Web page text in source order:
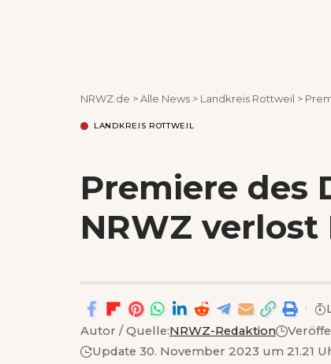
NRWZ.de >Alle News > Landkreis Rottweil >
LANDKREIS ROTTWEIL
Premiere des
NRWZ verlost
Autor / Quelle:NRWZ-Redaktion
Update 30. November 2023 um 21.21